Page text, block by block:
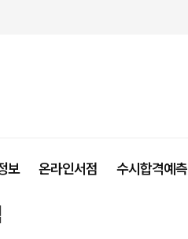
보 온라인서점 수시합격예측